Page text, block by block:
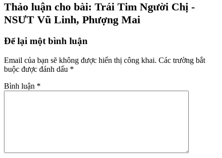
Thảo luận cho bài: Trái Tim Người Chị -
NSƯT Vũ Linh, Phượng Mai
Để lại một bình luận
Email của bạn sẽ không được hiển thị công khai. Các trường bắt
buộc được đánh dấu *
Bình luận *